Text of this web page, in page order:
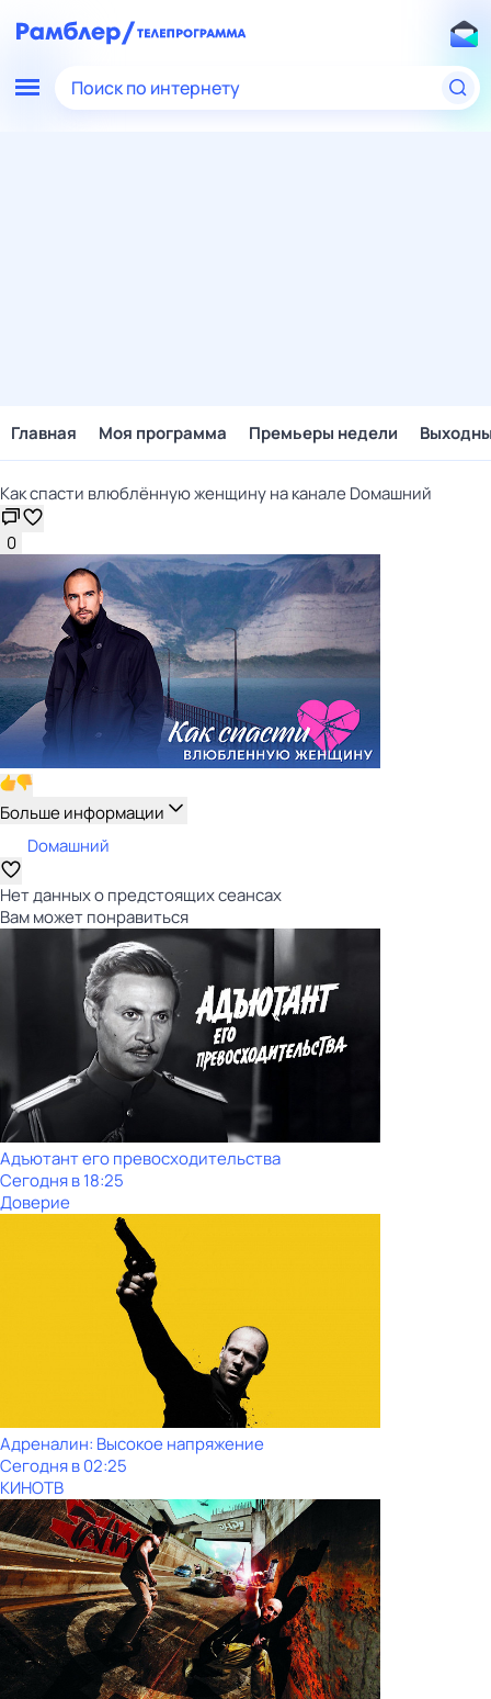
Поиск по интернету
Главная Моя программа Премьеры недели
Как спасти влюблённую женщину на канале Dомашний
0
Больше информации
Dомашний
Нет данных о предстоящих сеансах
Вам может понравиться
Адъютант его превосходительства
Сегодня в 18:25
Доверие
Адреналин: Высокое напряжение
Сегодня в 02:25
КИНОТВ